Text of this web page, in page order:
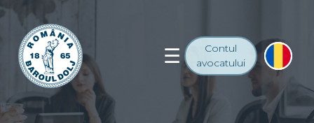
Contul
avocatului